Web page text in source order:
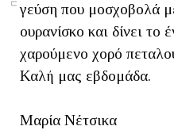
γεύση που μοσχοβολά
ουρανίσκο και δίνει το
χαρούμενο χορό
Καλή μας εβδομάδα.
Μαρία Νέτσικα